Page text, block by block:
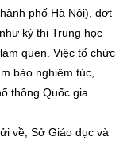
phố Hà Nội), đợt
kỳ thi Trung học
quen. Việc tổ chức
bảo nghiêm túc,
thông Quốc gia.
về, Sở Giáo dục và